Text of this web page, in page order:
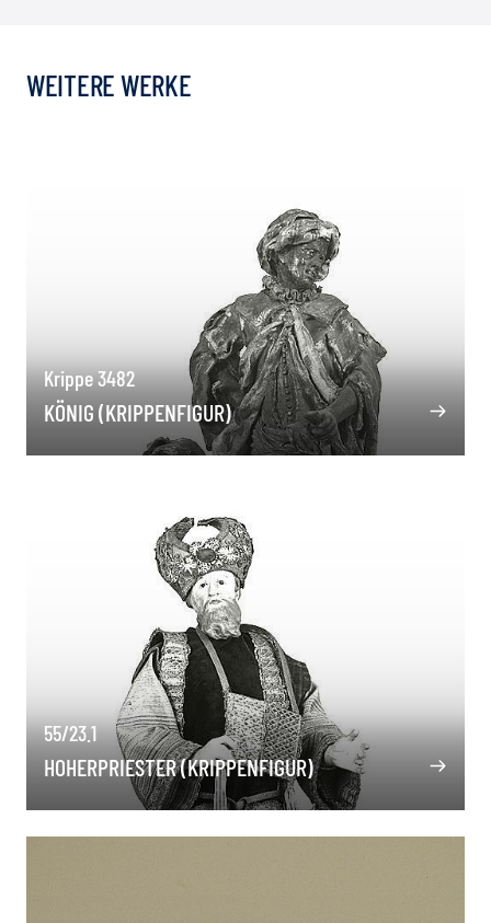
WEITERE WERKE
Krippe 3482
KÖNIG (KRIPPENFIGUR)
55/23.1
HOHERPRIESTER (KRIPPENFIGUR)